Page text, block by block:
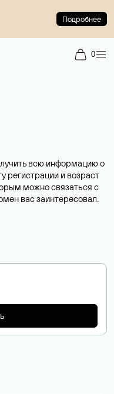
Подробнее
0
всю информацию о
регистрации и возраст
можно связаться с
вас заинтересовал.